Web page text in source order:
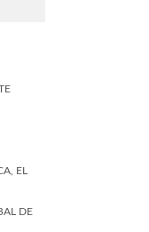
EL
DE